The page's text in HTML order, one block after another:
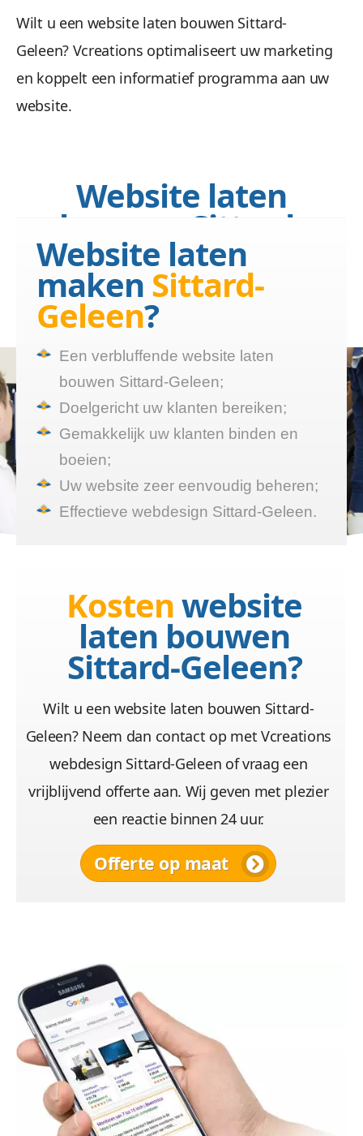
Wilt u een website laten bouwen Sittard-
Geleen? Vcreations optimaliseert uw marketing
en koppelt een informatief programma aan uw
website.
Website laten
bouwen Sittard-
Geleen?
Wij maken een website die
functioneert
Website laten
maken Sittard-
Geleen?
Een verbluffende website laten
bouwen Sittard-Geleen;
Doelgericht uw klanten bereiken;
Gemakkelijk uw klanten binden en
boeien;
Uw website zeer eenvoudig beheren;
Effectieve webdesign Sittard-Geleen.
Kostenwebsite
laten bouwen
Sittard-Geleen?
Wilt u een website laten bouwen Sittard-
Geleen? Neem dan contact op met Vcreations
webdesign Sittard-Geleen of vraag een
vrijblijvend offerte aan. Wij geven met plezier
een reactie binnen 24 uur.
Offerte op maat